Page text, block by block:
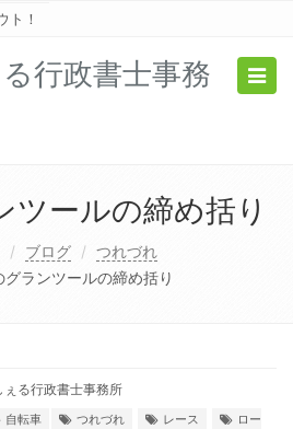
ト！
行政書士事務
ツールの締め括り
ブログ
つれづれ
グランツールの締め括り
ぇる行政書士事務所
自転車 つれづれ レース
ロー